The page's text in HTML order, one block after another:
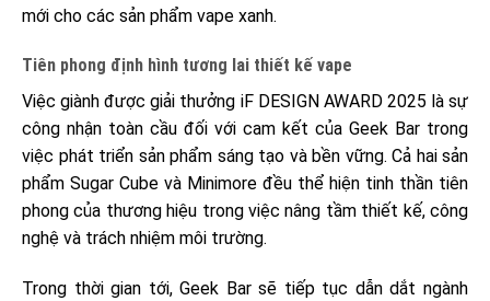
mới cho các sản phẩm vape xanh.
Tiên phong định hình tương lai thiết kế vape
Việc giành được giải thưởng iF DESIGN AWARD 2025 là sự
công nhận toàn cầu đối với cam kết của Geek Bar trong
việc phát triển sản phẩm sáng tạo và bền vững. Cả hai sản
phẩm Sugar Cube và Minimore đều thể hiện tinh thần tiên
phong của thương hiệu trong việc nâng tầm thiết kế, công
nghệ và trách nhiệm môi trường.
Trong thời gian tới, Geek Bar sẽ tiếp tục dẫn dắt ngành